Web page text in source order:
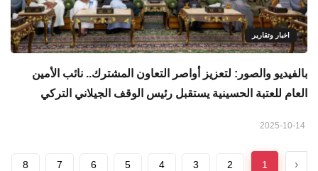
اخبار وتقارير
بالفيديو والصور: لتعزيز أواصر التعاون المشترك.. نائب الأمين
العام للعتبة الحسينية يستقبل رئيس الوقف الجيلاني التركي
‹
1
2
3
4
5
6
7
8